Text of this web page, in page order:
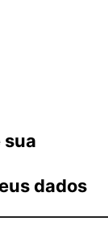
sua
dados